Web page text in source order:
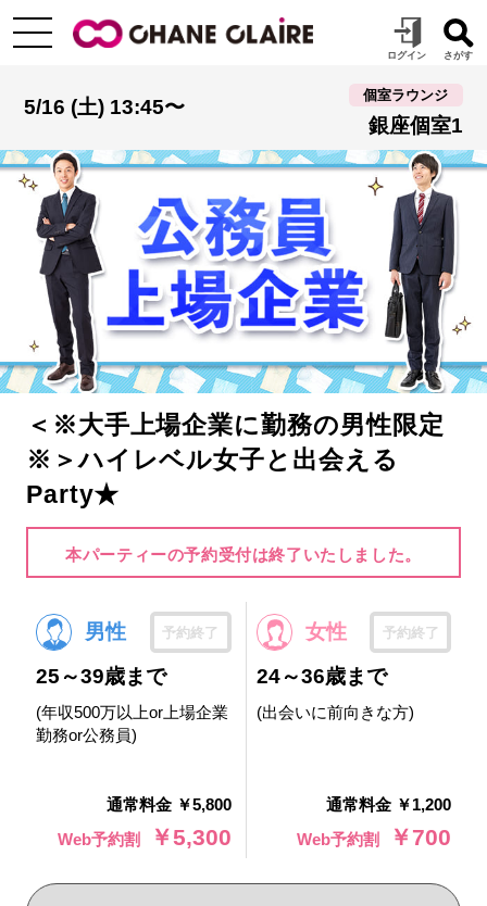
5/16 (土) 13:45〜
個室ラウンジ
銀座個室1
＜※大手上場企業に勤務の男性限定
※＞ハイレベル女子と出会える
Party★
本パーティーの予約受付は終了いたしました。
男性 予約終了
25～39歳まで
(年収500万以上or上場企業
勤務or公務員)
通常料金 ￥5,800
Web予約割
￥5,300
女性 予約終了
24～36歳まで
(出会いに前向きな方)
通常料金 ￥1,200
Web予約割
￥700